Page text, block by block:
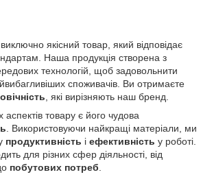
якісний товар, який відповідає
Наша продукція створена з
технологій, щоб задовольнити
споживачів. Ви отримаєте
, які вирізняють наш бренд.
аспектів товару є його чудова
. Використовуючи найкращі матеріали, ми
продуктивність і ефективність у роботі.
для різних сфер діяльності, від
побутових потреб